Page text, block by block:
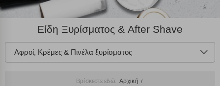
Είδη Ξυρίσματος & After Shave
Αφροί, Κρέμες & Πινέλα ξυρίσματος
Βρίσκεστε εδώ: Αρχική